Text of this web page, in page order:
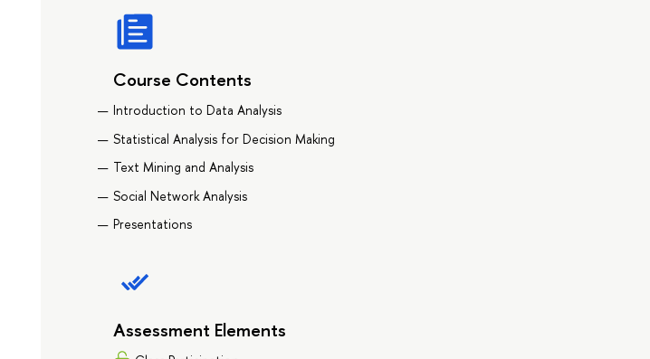
Course Contents
Introduction to Data Analysis
Statistical Analysis for Decision Making
Text Mining and Analysis
Social Network Analysis
Presentations
Assessment Elements